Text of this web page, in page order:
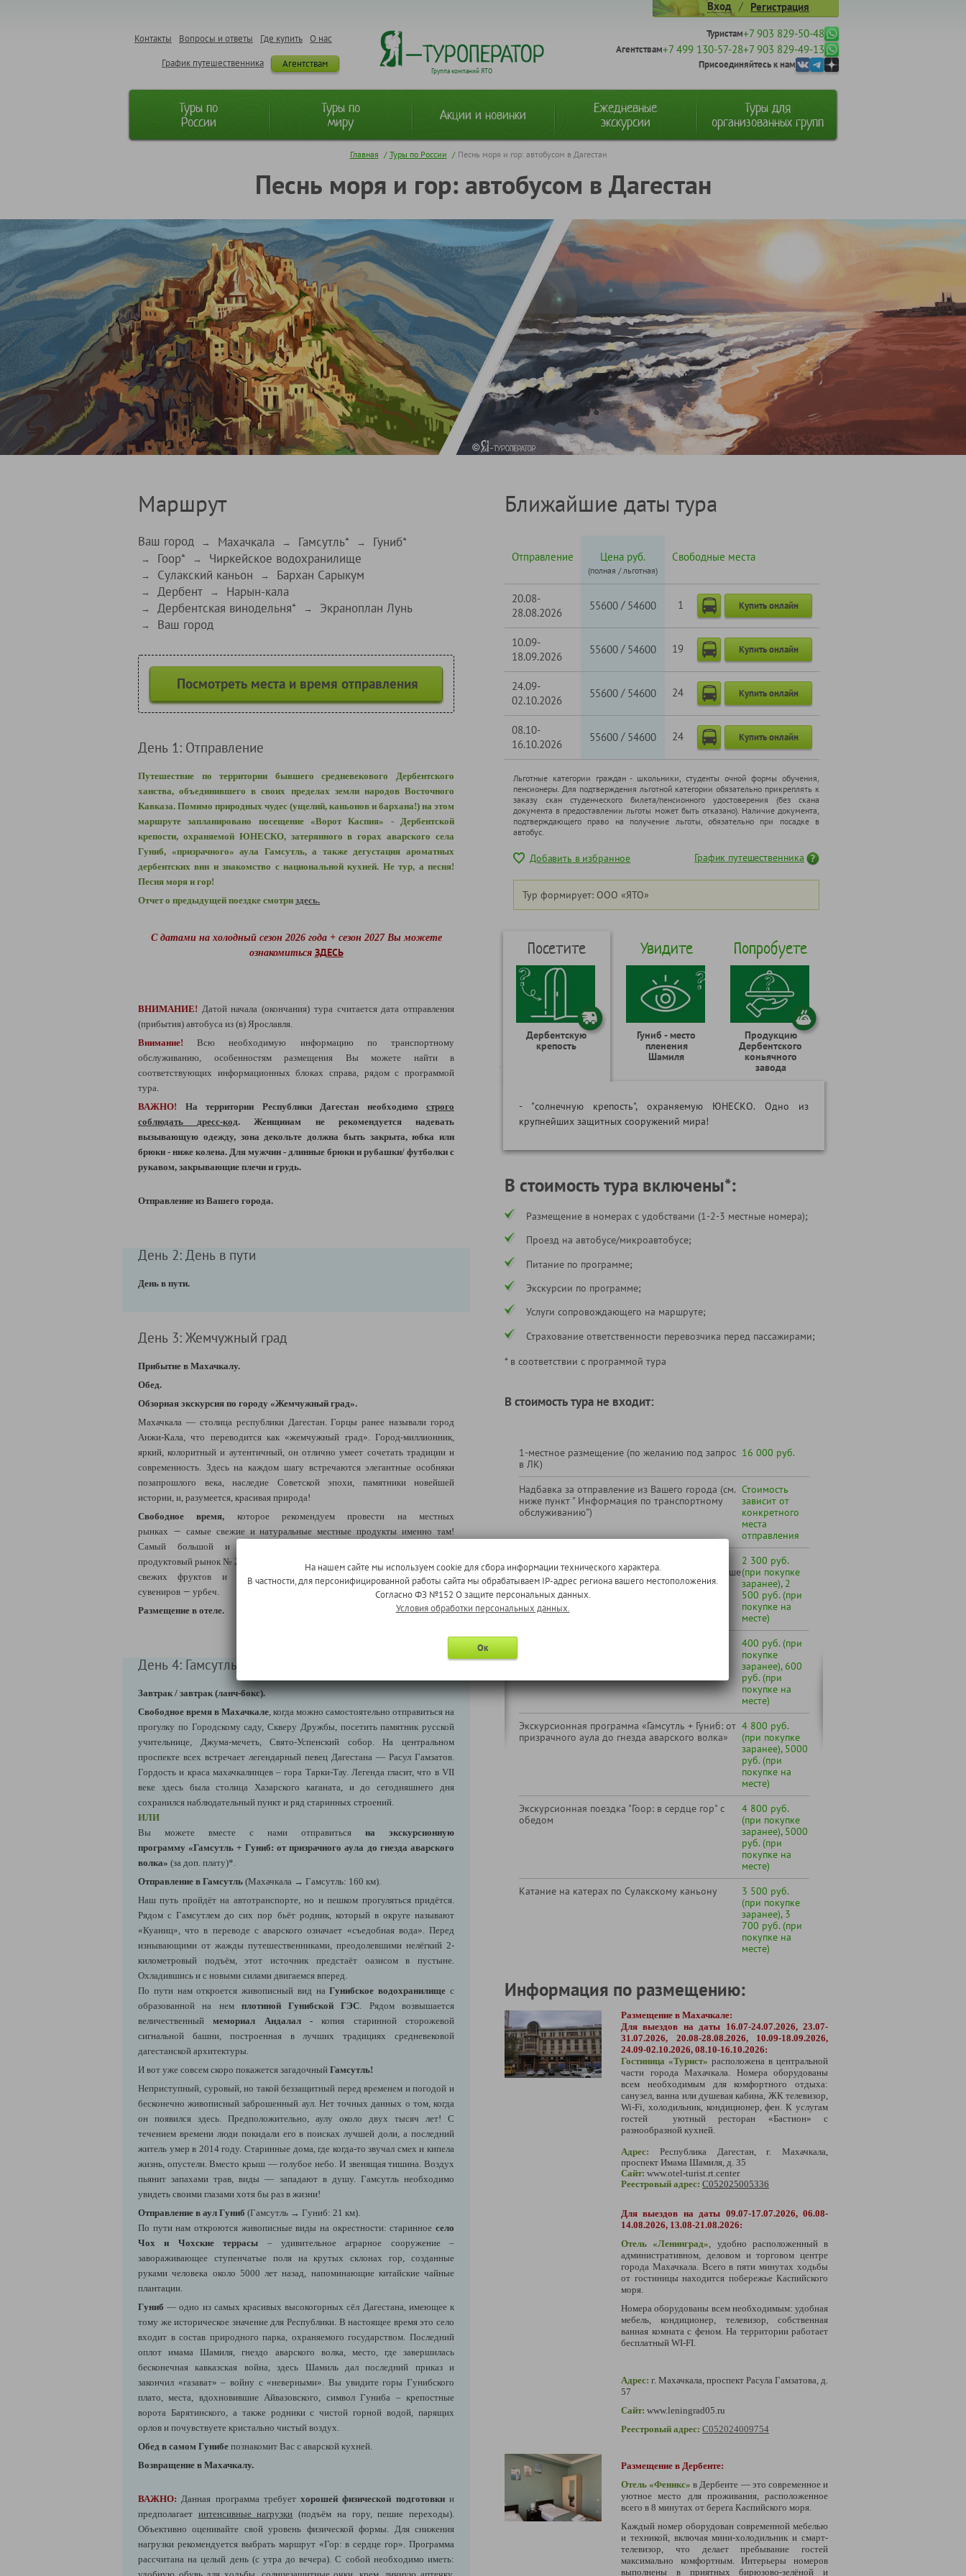
Вход / Регистрация
О нас
Где купить
Вопросы и ответы
Контакты
Агентствам
График путешественника
Группа компаний ЯТО
Туристам+7 903 829-50-48
Агентствам+7 499 130-57-28+7 903 829-49-13
Присоединяйтесь к нам
Туры по
России
Туры по
миру
Акции и новинки
Ежедневные
экскурсии
Туры для
организованных групп
Главная / Туры по России / Песнь моря и гор: автобусом в Дагестан
Песнь моря и гор: автобусом в Дагестан
Маршрут
Ваш город → Махачкала → Гамсутль* → Гуниб*
→ Гоор* → Чиркейское водохранилище
→ Сулакский каньон → Бархан Сарыкум
→ Дербент → Нарын-кала
→ Дербентская винодельня* → Экраноплан Лунь
→ Ваш город
Посмотреть места и время отправления
День 1: Отправление
Путешествие по территории бывшего средневекового Дербентского
ханства, объединившего в своих пределах земли народов Восточного
Кавказа. Помимо природных чудес (ущелий, каньонов и бархана!) на этом
маршруте запланировано посещение «Ворот Каспия» - Дербентской
крепости, охраняемой ЮНЕСКО, затерянного в горах аварского села
Гуниб, «призрачного» аула Гамсутль, а также дегустация ароматных
дербентских вин и знакомство с национальной кухней. Не тур, а песня!
Песня моря и гор!
Отчет о предыдущей поездке смотри здесь.
С датами на холодный сезон 2026 года + сезон 2027 Вы можете
ознакомиться ЗДЕСЬ
ВНИМАНИЕ! Датой начала (окончания) тура считается дата отправления
(прибытия) автобуса из (в) Ярославля.
Внимание!
Всю необходимую информацию по транспортному
обслуживанию, особенностям размещения Вы можете найти в
соответствующих информационных блоках справа, рядом с программой
тура.
ВАЖНО!
На территории Республики Дагестан необходимо строго
соблюдать дресс-код. Женщинам не рекомендуется надевать
вызывающую одежду, зона декольте должна быть закрыта, юбка или
брюки - ниже колена. Для мужчин - длинные брюки и рубашки/ футболки с
рукавом, закрывающие плечи и грудь.
Отправление из Вашего города.
День 2: День в пути
День в пути.
День 3: Жемчужный град
Прибытие в Махачкалу.
Обед.
Обзорная экскурсия по городу «Жемчужный град».
Махачкала — столица республики Дагестан. Горцы ранее называли город
Анжи-Кала, что переводится как «жемчужный град». Город-миллионник,
яркий, колоритный и аутентичный, он отлично умеет сочетать традиции и
современность. Здесь на каждом шагу встречаются элегантные особняки
позапрошлого века, наследие Советской эпохи, памятники новейшей
истории, и, разумеется, красивая природа!
Свободное время, которое рекомендуем провести на местных
рынках — самые свежие и натуральные местные продукты именно там!
Самый большой и популярный среди туристов Махачкалинский
продуктовый рынок № 2 - здесь есть всё: от горных трав и специй, орехов до
свежих фруктов и рыбы. Один из самых популярных вкусных
сувениров — урбеч.
Размещение в отеле.
День 4: Гамсутль + Гуниб* / Гоор*
Завтрак / завтрак (ланч-бокс).
Свободное время в Махачкале , когда можно самостоятельно отправиться на
прогулку по Городскому саду, Скверу Дружбы, посетить памятник русской
учительнице, Джума-мечеть, Свято-Успенский собор. На центральном
проспекте всех встречает легендарный певец Дагестана — Расул Гамзатов.
Гордость и краса махачкалинцев – гора Тарки-Тау. Легенда гласит, что в VII
веке здесь была столица Хазарского каганата, и до сегодняшнего дня
сохранился наблюдательный пункт и ряд старинных строений.
ИЛИ
Вы можете вместе с нами отправиться на экскурсионную
программу «Гамсутль + Гуниб: от призрачного аула до гнезда аварского
волка» (за доп. плату)*.
Отправление в Гамсутль (Махачкала → Гамсутль: 160 км).
Наш путь пройдёт на автотранспорте, но и пешком прогуляться придётся.
Рядом с Гамсутлем до сих пор бьёт родник, который в округе называют
«Куаниц», что в переводе с аварского означает «съедобная вода». Перед
изнывающими от жажды путешественниками, преодолевшими нелёгкий 2-
километровый подъём, этот источник предстаёт оазисом в пустыне.
Охладившись и с новыми силами двигаемся вперед.
По пути нам откроется живописный вид наГунибское водохранилище с
образованной на нем плотиной Гунибской ГЭС . Рядом возвышается
величественный мемориал Андалал -копия старинной сторожевой
сигнальной башни, построенная в лучших традициях средневековой
дагестанской архитектуры.
И вот уже совсем скоро покажется загадочный Гамсутль!
Неприступный, суровый, но такой беззащитный перед временем и погодой и
бесконечно живописный заброшенный аул. Нет точных данных о том, когда
он появился здесь. Предположительно, аулу около двух тысяч лет! С
течением времени люди покидали его в поисках лучшей доли, а последний
житель умер в 2014 году. Старинные дома, где когда-то звучал смех и кипела
жизнь, опустели. Вместо крыш — голубое небо. И звенящая тишина. Воздух
пьянит запахами трав, виды — западают в душу. Гамсутль необходимо
увидеть своими глазами хотя бы раз в жизни!
Отправление в аул Гуниб (Гамсутль → Гуниб: 21 км).
По пути нам откроются живописные виды на окрестности: старинное село
Чох и Чохские террасы – удивительное аграрное сооружение –
завораживающее ступенчатые поля на крутых склонах гор, созданные
руками человека около 5000 лет назад, напоминающие китайские чайные
плантации.
Гуниб— одно из самых красивых высокогорных сёл Дагестана, имеющее к
тому же историческое значение для Республики. В настоящее время это село
входит в состав природного парка, охраняемого государством. Последний
оплот имама Шамиля, гнездо аварского волка, место, где завершилась
бесконечная кавказская война, здесь Шамиль дал последний приказ и
закончил «газават» – войну с «неверными». Вы увидите горы Гунибского
плато, места, вдохновившие Айвазовского, символ Гуниба – крепостные
ворота Барятинского, а также родники с чистой горной водой, парящих
орлов и почувствуете кристально чистый воздух.
Обед в самом Гунибе познакомит Вас с аварской кухней.
Возвращение в Махачкалу.
ВАЖНО: Данная программа требуетхорошей физической подготовкии
предполагает интенсивные нагрузки (подъём на гору, пешие переходы).
Объективно оценивайте свой уровень физической формы. Для снижения
нагрузки рекомендуется выбрать маршрут «Гор: в сердце гор». Программа
рассчитана на целый день (с утра до вечера). С собой необходимо иметь:
Ближайшие даты тура
Отправление Цена руб.
(полная / льготная)
Свободные места
20.08-
28.08.2026
55600 / 54600 1 Купить онлайн
10.09-
18.09.2026
55600 / 54600 19 Купить онлайн
24.09-
02.10.2026
55600 / 54600 24 Купить онлайн
08.10-
16.10.2026
55600 / 54600 24 Купить онлайн
Льготные категории граждан - школьники, cтуденты очной формы обучения,
пенсионеры. Для подтверждения льготной категории обязательно прикреплять к
заказу скан студенческого билета/пенсионного удостоверения (без скана
документа в предоставлении льготы может быть отказано). Наличие документа,
подтверждающего право на получение льготы, обязательно при посадке в
автобус.
Добавить в избранное График путешественника
Тур формирует: ООО «ЯТО»
Посетите
Дербентскую
крепость
Увидите
Гуниб - место
пленения
Шамиля
Попробуете
Продукцию
Дербентского
коньячного
завода
- "солнечную крепость", охраняемую ЮНЕСКО. Одно из
крупнейших защитных сооружений мира!
В стоимость тура включены*:
Размещение в номерах с удобствами (1-2-3 местные номера);
Проезд на автобусе/микроавтобусе;
Питание по программе;
Экскурсии по программе;
Услуги сопровождающего на маршруте;
Страхование ответственности перевозчика перед пассажирами;
* в соответствии с программой тура
В стоимость тура не входит:
1-местное размещение (по желанию под запрос
в ЛК)
16 000 руб.
Надбавка за отправление из Вашего города (см.
ниже пункт " Информация по транспортному
обслуживанию")
Стоимость
зависит от
конкретного
места
отправления
игристых вин (дегустация только для лиц старше
18 лет)
2 300 руб.
(при покупке
заранее), 2
500 руб. (при
покупке на
месте)
400 руб. (при
покупке
заранее), 600
руб. (при
покупке на
месте)
Экскурсионная программа «Гамсутль + Гуниб: от
призрачного аула до гнезда аварского волка»
4 800 руб.
(при покупке
заранее), 5000
руб. (при
покупке на
месте)
Экскурсионная поездка "Гоор: в сердце гор" с
обедом
4 800 руб.
(при покупке
заранее), 5000
руб. (при
покупке на
месте)
Катание на катерах по Сулакскому каньону
3 500 руб.
(при покупке
заранее), 3
700 руб. (при
покупке на
месте)
Информация по размещению:
Размещение в Махачкале:
Для выездов на даты 16.07-24.07.2026, 23.07-
31.07.2026, 20.08-28.08.2026, 10.09-18.09.2026,
24.09-02.10.2026, 08.10-16.10.2026:
Гостиница «Турист» расположена в центральной
части города Махачкала. Номера оборудованы
всем необходимым для комфортного отдыха:
санузел, ванна или душевая кабина, ЖК телевизор,
Wi-Fi, холодильник, кондиционер, фен.К услугам
гостей уютный ресторан «Бастион» с
разнообразной кухней.
Адрес: Республика Дагестан, г. Махачкала,
проспект Имама Шамиля, д. 35
Сайт: www.otel-turist.rt.center
Реестровый адрес: С052025005336
Для выездов на даты 09.07-17.07.2026,06.08-
14.08.2026, 13.08-21.08.2026:
Отель «Ленинград» , удобно расположенный в
административном, деловом и торговом центре
города Махачкала. Всего в пяти минутах ходьбы
от гостиницы находится побережье Каспийского
моря.
Номера оборудованы всем необходимым: удобная
мебель, кондиционер, телевизор, собственная
ванная комната с феном. На территории работает
бесплатный WI-FI.
Адрес: г. Махачкала, проспект Расула Гамзатова, д.
57
Сайт: www.leningrad05.ru
Реестровый адрес: С052024009754
Размещение в Дербенте:
Отель «Феникс» в Дербенте — это современное и
уютное место для проживания, расположенное
всего в 8 минутах от берега Каспийского моря.
Каждый номер оборудован современной мебелью
и техникой, включая мини-холодильник и смарт-
телевизор, что делает пребывание гостей
максимально комфортным. Интерьеры номеров
выполнены в приятных бирюзово-зелёной и
На нашем сайте мы используем cookie для сбора информации технического характера.
В частности, для персонифицированной работы сайта мы обрабатываем IP-адрес региона вашего местоположения.
Согласно ФЗ №152 О защите персональных данных.
Условия обработки персональных данных.
Ок